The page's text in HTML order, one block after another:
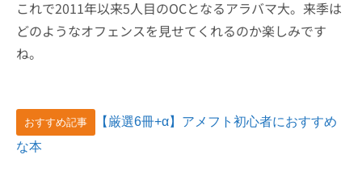
これで2011年以来5人目のOCとなるアラバマ大。来季は
どのようなオフェンスを見せてくれるのか楽しみです
ね。
おすすめ記事
【厳選6冊+α】アメフト初心者におすすめ
な本